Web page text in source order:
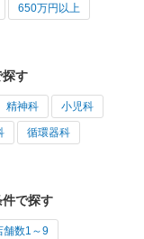
650万円以上
探す
精神科 小児科
循環器科
で探す
舗数1～9